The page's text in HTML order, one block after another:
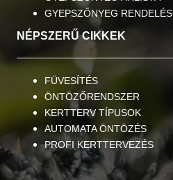
GYEPSZŐNYEG RENDELÉS
NÉPSZERŰ CIKKEK
FÜVESÍTÉS
ÖNTÖZŐRENDSZER
KERTTERV TÍPUSOK
AUTOMATA ÖNTÖZÉS
PROFI KERTTERVEZÉS